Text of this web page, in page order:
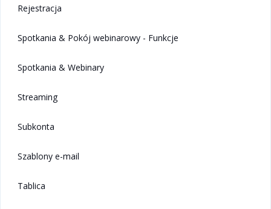
Rejestracja
Spotkania & Pokój webinarowy - Funkcje
Spotkania & Webinary
Streaming
Subkonta
Szablony e-mail
Tablica